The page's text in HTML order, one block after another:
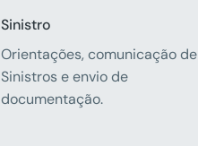
Sinistro
Orientações, comunicação de
Sinistros e envio de
documentação.